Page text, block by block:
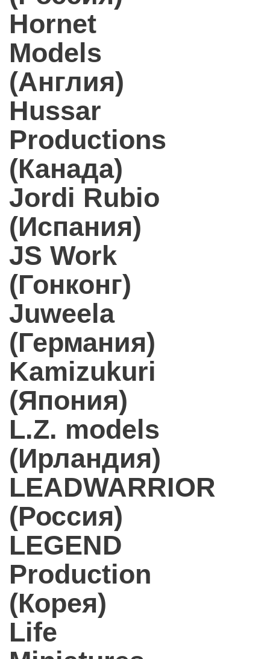
Hornet
Models
(Англия)
Hussar
Productions
(Канада)
Jordi Rubio
(Испания)
JS Work
(Гонконг)
Juweela
(Германия)
Kamizukuri
(Япония)
L.Z. models
(Ирландия)
LEADWARRIOR
(Россия)
LEGEND
Production
(Корея)
Life